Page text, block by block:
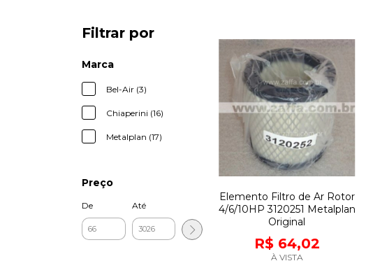
Filtrar por
Marca
Bel-Air (3)
Chiaperini (16)
Metalplan (17)
Preço
De Até
Elemento Filtro de Ar Rotor
4/6/10HP 3120251 Metalplan
Original
R$ 64,02
À VISTA